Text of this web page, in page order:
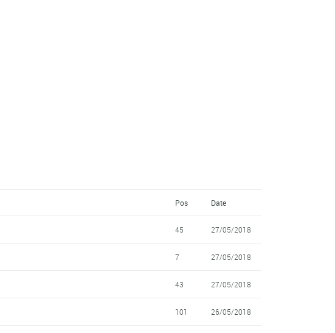
Pos Date
45 27/05/2018
7 27/05/2018
43 27/05/2018
101 26/05/2018